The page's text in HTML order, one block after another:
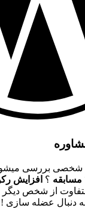
شخصی بررسی
مسابقه ؟ افزایش
متفاوت از شخص
دنبال عضله سازی !